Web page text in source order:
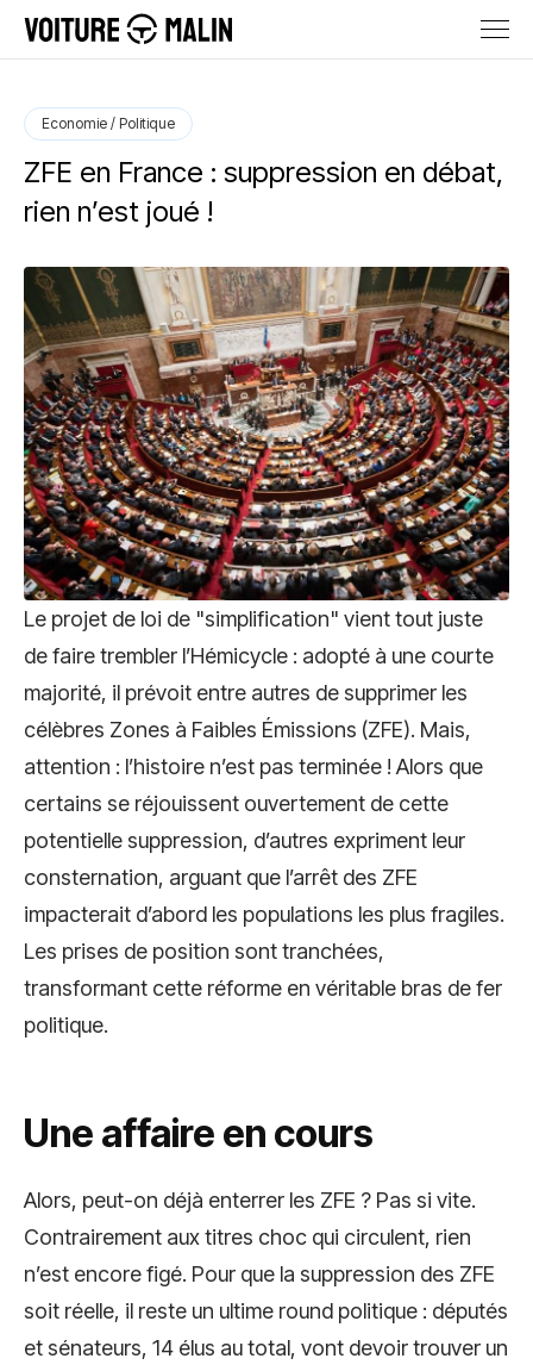
Economie / Politique
ZFE en France : suppression en débat,
rien n’est joué !
Le projet de loi de "simplification" vient tout juste
de faire trembler l’Hémicycle : adopté à une courte
majorité, il prévoit entre autres de supprimer les
célèbres Zones à Faibles Émissions (ZFE). Mais,
attention : l’histoire n’est pas terminée ! Alors que
certains se réjouissent ouvertement de cette
potentielle suppression, d’autres expriment leur
consternation, arguant que l’arrêt des ZFE
impacterait d’abord les populations les plus fragiles.
Les prises de position sont tranchées,
transformant cette réforme en véritable bras de fer
politique.
Une affaire en cours
Alors, peut-on déjà enterrer les ZFE ? Pas si vite.
Contrairement aux titres choc qui circulent, rien
n’est encore figé. Pour que la suppression des ZFE
soit réelle, il reste un ultime round politique : députés
et sénateurs, 14 élus au total, vont devoir trouver un